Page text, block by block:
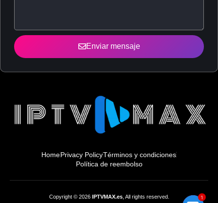
Enviar mensaje
HomePrivacy PolicyTérminos y condiciones
Política de reembolso
Copyright © 2026 IPTVMAX.es, All rights reserved. 1